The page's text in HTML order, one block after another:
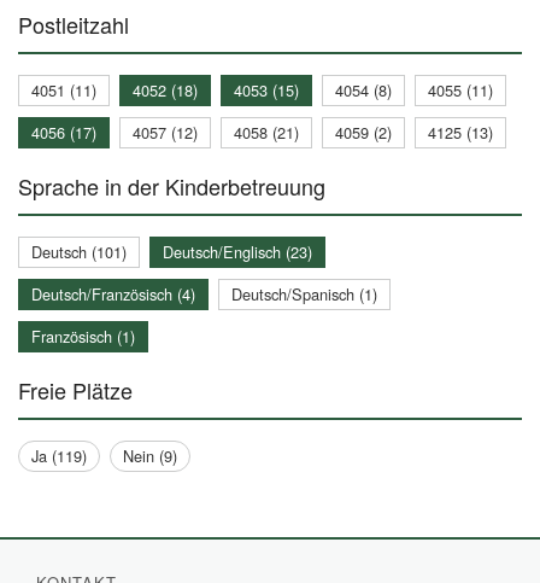
Postleitzahl
4051 (11) 4052 (18) 4053 (15) 4054 (8)
4055 (11)
4056 (17)
4057 (12) 4058 (21) 4059 (2) 4125 (13)
Sprache in der Kinderbetreuung
Deutsch (101)
Deutsch/Englisch (23)
Deutsch/Französisch (4)
Deutsch/Spanisch (1)
Französisch (1)
Freie Plätze
Ja (119) Nein (9)